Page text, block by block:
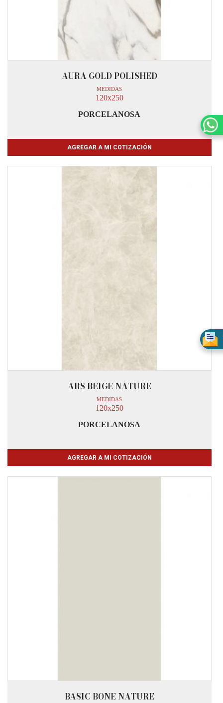
AURA GOLD POLISHED
MEDIDAS
120x250
PORCELANOSA
AGREGAR A MI COTIZACIÓN
ARS BEIGE NATURE
MEDIDAS
120x250
PORCELANOSA
AGREGAR A MI COTIZACIÓN
BASIC BONE NATURE